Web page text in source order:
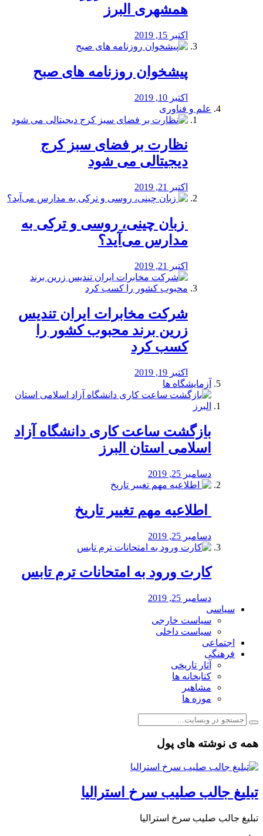
همشهری البرز
اکتبر 15, 2019
پیشخوان روزنامه های صبح
اکتبر 10, 2019
علم و فناوری
نظارت بر فضای سبز کرج
دیجیتالی می شود
اکتبر 21, 2019
️ زبان چینی، روسی و ترکی به
مدارس می‌آید؟
اکتبر 21, 2019
شرکت مخابرات ایران تندیس
زرین برند محبوب کشور را
کسب کرد
اکتبر 19, 2019
آزمایشگاه ها
بازگشت ساعت کاری دانشگاه آزاد
اسلامی استان البرز
دسامبر 25, 2019
️ اطلاعیه مهم تغییر تاریخ
دسامبر 25, 2019
کارت ورود به امتحانات ترم تابس
دسامبر 25, 2019
سیاسی
سیاست خارجی
سیاست داخلی
اجتماعی
فرهنگی
آثار تاریخی
کتابخانه ها
مشاهیر
موزه ها
همه ی نوشته های پول
تبلیغ جالب صلیب سرخ استرالیا
تبلیغ جالب صلیب سرخ استرالیا